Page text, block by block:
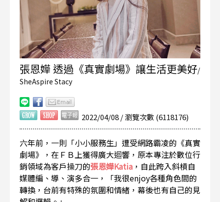
張恩嬅 透過《真實劇場》讓生活更美好/
SheAspire Stacy
2022/04/08 / 瀏覽次數 (6118176)
六年前，一則「小小服務生」遭受網路霸凌的《真實
劇場》，在ＦＢ上獲得廣大迴響，原本專注於數位行
銷領域為客戶操刀的張恩嬅Katia ，自此跨入斜槓自
媒體編、導、演多合一，「我很enjoy各種角色間的
轉換，台前有特殊的氛圍和情緒，幕後也有自己的見